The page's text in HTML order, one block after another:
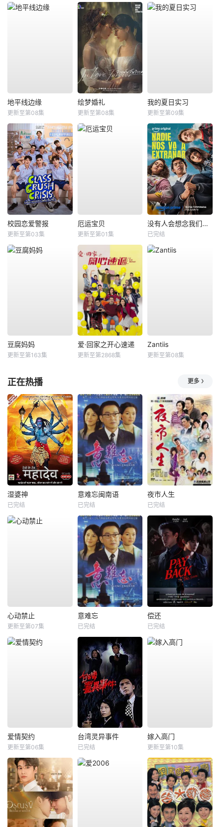
地平线边缘
更新至第08集
绘梦婚礼
更新至第08集
我的夏日实习
更新至第09集
校园恋爱警报
更新至第03集
厄运宝贝
更新至第01集
没有人会想念我们第二季
已完结
豆腐妈妈
更新至第163集
爱·回家之开心速递
更新至第2868集
Zantiis
更新至第08集
正在热播 更多
湿婆神
已完结
意难忘闽南语
已完结
夜市人生
已完结
心动禁止
更新至第07集
意难忘
已完结
偿还
已完结
爱情契约
更新至第06集
台湾灵异事件
已完结
嫁入高门
更新至第10集